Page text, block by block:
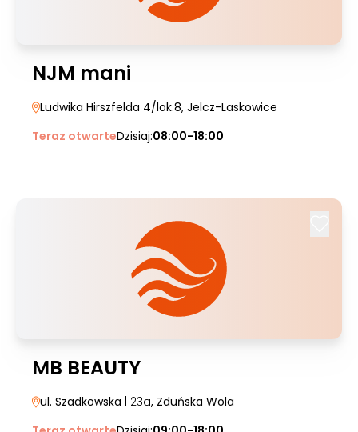
NJM mani
Ludwika Hirszfelda 4/lok.8, Jelcz-Laskowice
Teraz otwarteDzisiaj:08:00-18:00
MB BEAUTY
ul. Szadkowska | 23a, Zduńska Wola